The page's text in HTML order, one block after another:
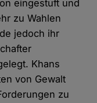
eingestuft und
zu Wahlen
jedoch ihr
Khans
von Gewalt
zu